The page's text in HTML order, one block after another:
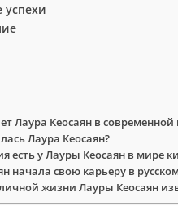
успехи
Лаура Кеосаян в современной
Лаура Кеосаян?
есть у Лауры Кеосаян в мире
начала свою карьеру в
жизни Лауры Кеосаян